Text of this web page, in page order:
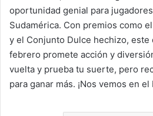
oportunidad genial para
Sudamérica. Con premios como el
y el Conjunto Dulce hechizo, este
febrero promete acción y
vuelta y prueba tu suerte, pero
para ganar más. ¡Nos vemos en